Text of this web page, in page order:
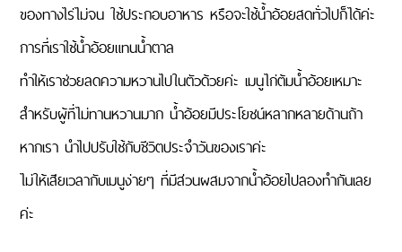
ของทางไร่ไม่จน ใช้ประกอบอาหาร หรือจะใช้น้ำอ้อยสดทั่วไปก็ได้ค่ะ
การที่เราใช้น้ำอ้อยแทนน้ำตาล
ทำให้เราช่วยลดความหวานไปในตัวด้วยค่ะ เมนูไก่ต้มน้ำอ้อยเหมาะ
สำหรับผู้ที่ไม่ทานหวานมาก น้ำอ้อยมีประโยชน์หลากหลายด้านถ้า
หากเรา นำไปปรับใช้กับชีวิตประจำวันของเราค่ะ
ไม่ให้เสียเวลากับเมนูง่ายๆ ที่มีส่วนผสมจากน้ำอ้อยไปลองทำกันเลย
ค่ะ